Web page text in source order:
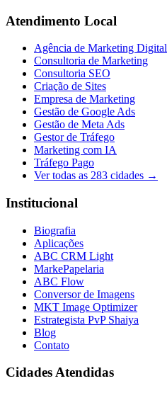
Atendimento Local
Agência de Marketing Digital
Consultoria de Marketing
Consultoria SEO
Criação de Sites
Empresa de Marketing
Gestão de Google Ads
Gestão de Meta Ads
Gestor de Tráfego
Marketing com IA
Tráfego Pago
Ver todas as 283 cidades →
Institucional
Biografia
Aplicações
ABC CRM Light
MarkePapelaria
ABC Flow
Conversor de Imagens
MKT Image Optimizer
Estrategista PvP Shaiya
Blog
Contato
Cidades Atendidas